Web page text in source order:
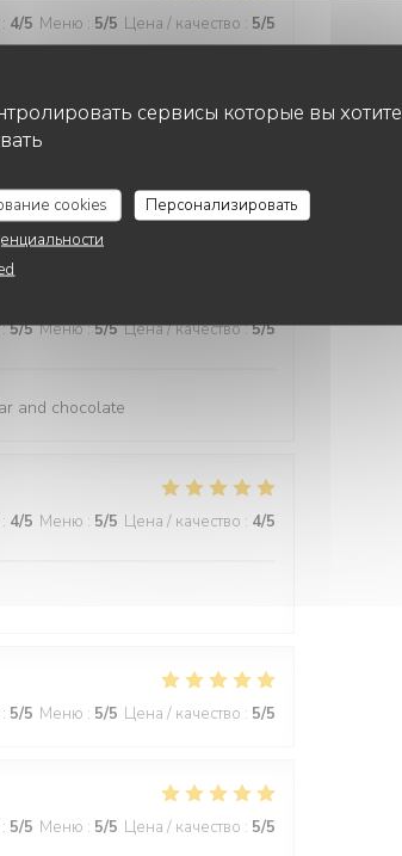
сервисы которые вы хотите
cookies
Персонализировать
: 4/5 Меню : 5/5 Цена / качество : 5/5
:5/5 Меню
:5/5 Меню:5/5 Цена / качество:5/5
and chocolate
: 4/5 Меню : 5/5 Цена / качество : 4/5
: 5/5 Меню : 5/5 Цена / качество : 5/5
: 5/5 Меню : 5/5 Цена / качество : 5/5